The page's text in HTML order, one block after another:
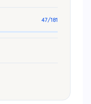
47/181